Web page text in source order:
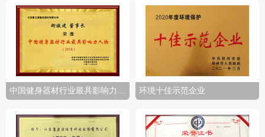
环境十佳示范企业